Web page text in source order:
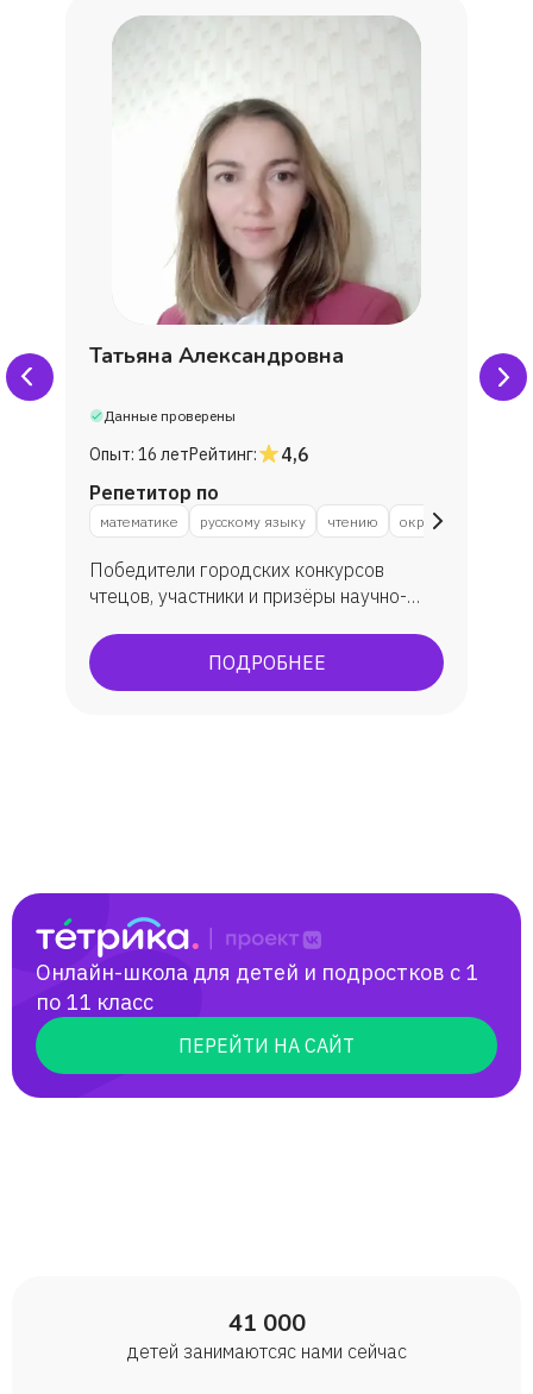
Андрей
Александра
Тимофей
Татьяна Александровна
Данные проверены
Опыт: 16 летРейтинг:
4,6
Репетитор по
математике русскому языку чтению окружающему
Победители городских конкурсов
чтецов, участники и призёры научно-
мир", победитель международной
олимпиады по русскому языку "Русский
ПОДРОБНЕЕ
Онлайн-школа для детей и подростков с 1
по 11 класс
ПЕРЕЙТИ НА САЙТ
41 000
детей занимаются с нами сейчас